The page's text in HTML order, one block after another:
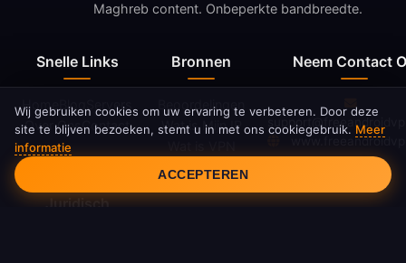
Snelle Links
Home Blog
Servers
Over OnsContact
Bronnen
Beoordelingen
Wat is Mijn IP
Wijzigingslog
Juridisch
Maghreb content. Onbeperkte bandbreedte.
Neem Contact
Cookietoestemming
Wij gebruiken cookies om uw ervaring te verbeteren. Door deze
site te blijven bezoeken, stemt u in met ons cookiegebruik. Meer
informatie
ACCEPTEREN